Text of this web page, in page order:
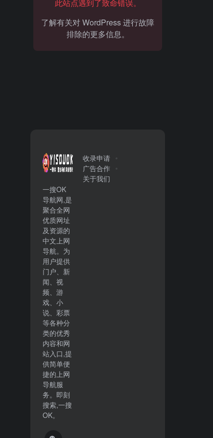
此站点遇到了致命错误。
了解有关对 WordPress 进行故障
排除的更多信息。
一搜OK
导航网,是
聚合全网
优质网址
及资源的
中文上网
导航。为
用户提供
门户、新
闻、视
频、游
戏、小
说、彩票
等各种分
类的优秀
内容和网
站入口,提
供简单便
捷的上网
导航服
务。即刻
搜索,一搜
OK。
收录申请
广告合作
关于我们